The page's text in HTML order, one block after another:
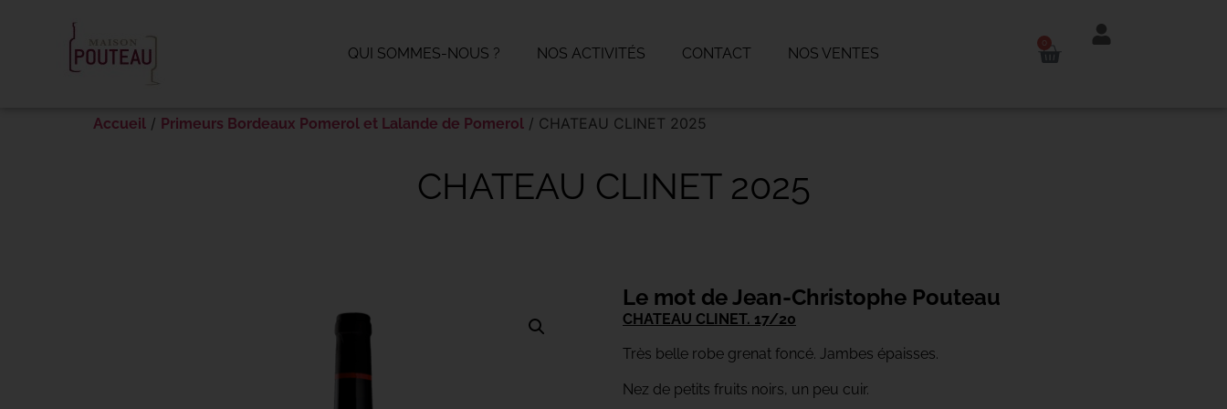
QUI SOMMES-NOUS ? NOS ACTIVITÉS CONTACT NOS VENTES
Accueil / Primeurs Bordeaux Pomerol et Lalande de Pomerol / CHATEAU CLINET 2025
CHATEAU CLINET 2025
Le mot de Jean-Christophe Pouteau
CHATEAU CLINET. 17/20
Très belle robe grenat foncé. Jambes épaisses.
Nez de petits fruits noirs, un peu cuir.